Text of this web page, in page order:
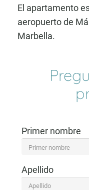
El apartamento
aeropuerto de
Marbella.
Primer nombre
Apellido